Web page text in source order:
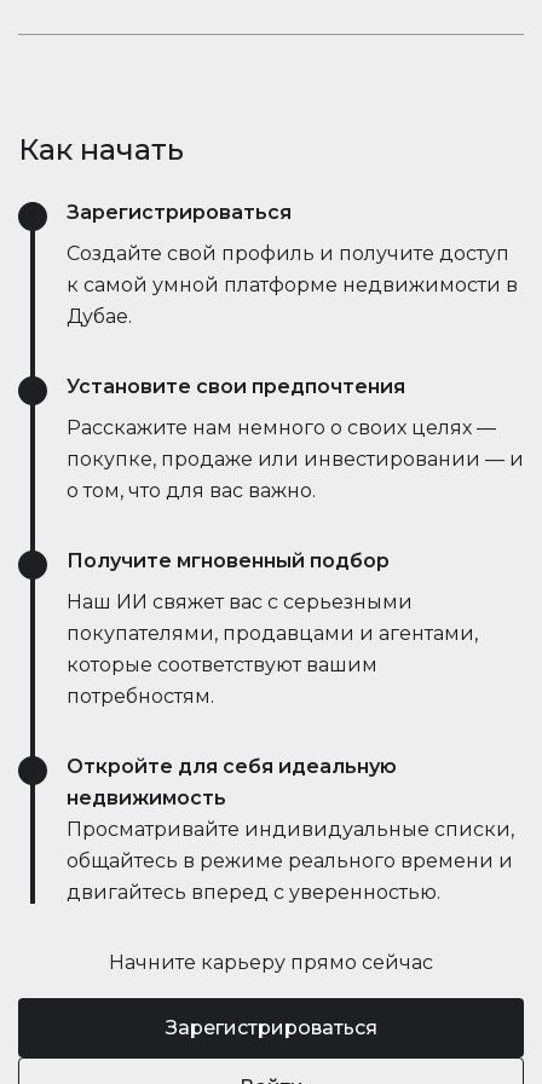
делая сделки быстрее и эффективнее, чем
приложениями. Задавайте вопросы, делитесь
режиме реального времени — всё в одном
месте.
Как начать
Начните карьеру прямо сейчас
Зарегистрироваться
Зарегистрироваться
Создайте свой профиль и получите доступ
к самой умной платформе недвижимости в
Дубае.
Установите свои предпочтения
Расскажите нам немного о своих целях —
покупке, продаже или инвестировании — и
о том, что для вас важно.
Получите мгновенный подбор
Наш ИИ свяжет вас с серьезными
покупателями, продавцами и агентами,
которые соответствуют вашим
потребностям.
Откройте для себя идеальную
недвижимость
Просматривайте индивидуальные списки,
общайтесь в режиме реального времени и
двигайтесь вперед с уверенностью.